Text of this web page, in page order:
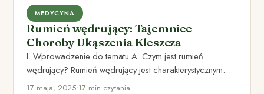
MEDYCYNA
Rumień wędrujący: Tajemnice
Choroby Ukąszenia Kleszcza
I. Wprowadzenie do tematu A. Czym jest rumień
wędrujący? Rumień wędrujący jest charakterystycznym
objawem boreliozy, która jest bakteryjną…
17 maja, 2025•17 min czytania